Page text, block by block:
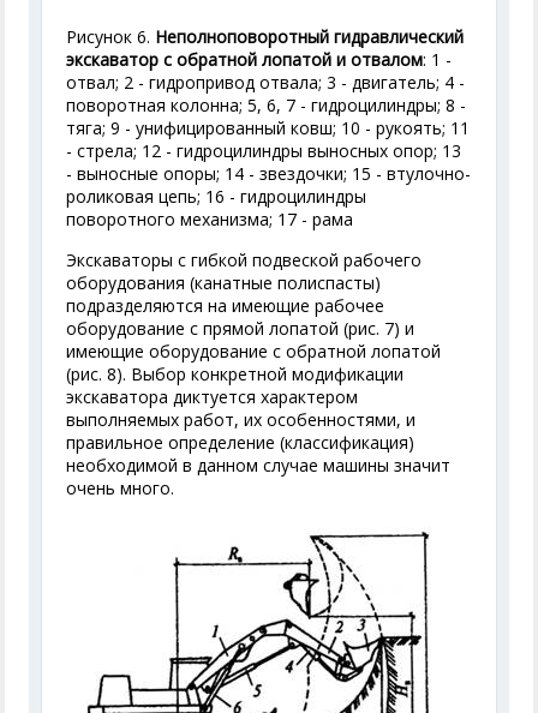
Рисунок 6. Неполноповоротный гидравлический
экскаватор с обратной лопатой и отвалом: 1 -
отвал; 2 - гидропривод отвала; 3 - двигатель; 4 -
поворотная колонна; 5, 6, 7 - гидроцилиндры; 8 -
тяга; 9 - унифицированный ковш; 10 - рукоять; 11
- стрела; 12 - гидроцилиндры выносных опор; 13
- выносные опоры; 14 - звездочки; 15 - втулочно-
роликовая цепь; 16 - гидроцилиндры
поворотного механизма; 17 - рама
Экскаваторы с гибкой подвеской рабочего
оборудования (канатные полиспасты)
подразделяются на имеющие рабочее
оборудование с прямой лопатой (рис. 7) и
имеющие оборудование с обратной лопатой
(рис. 8). Выбор конкретной модификации
экскаватора диктуется характером
выполняемых работ, их особенностями, и
правильное определение (классификация)
необходимой в данном случае машины значит
очень много.